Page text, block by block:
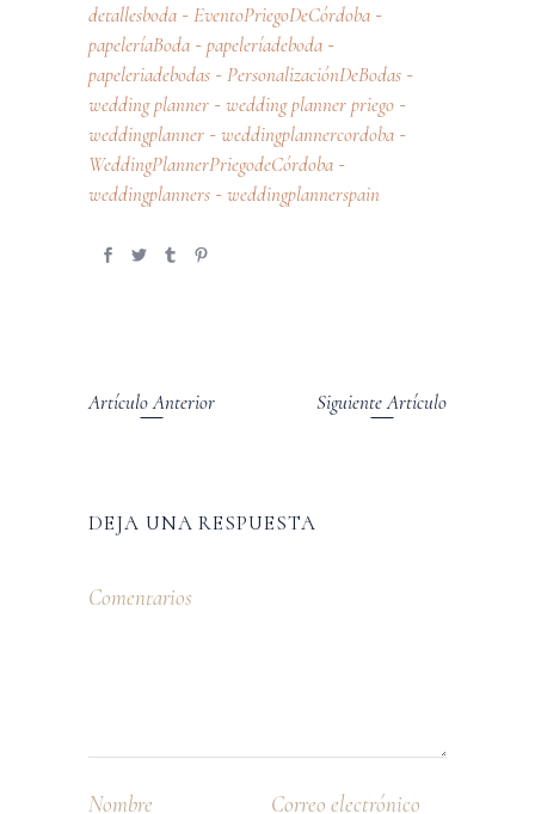
detallesboda - EventoPriegoDeCórdoba -
papeleríaBoda - papeleríadeboda -
papeleriadebodas - PersonalizaciónDeBodas -
wedding planner - wedding planner priego -
weddingplanner - weddingplannercordoba -
WeddingPlannerPriegodeCórdoba -
weddingplanners - weddingplannerspain
Artículo Anterior Siguiente Artículo
DEJA UNA RESPUESTA